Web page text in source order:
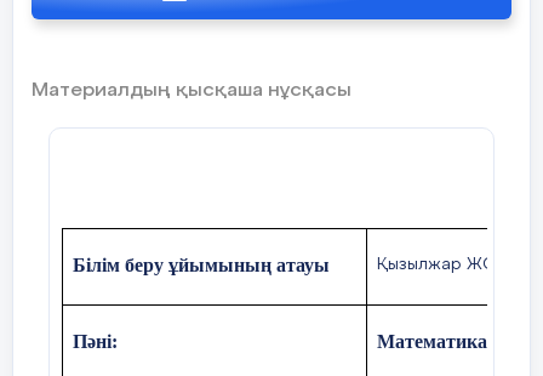
еске
Үй
Материалдың қысқаша нұсқасы
Білім беру ұйымының атауы Қызылжар ЖОББМ
Пәні: Математика